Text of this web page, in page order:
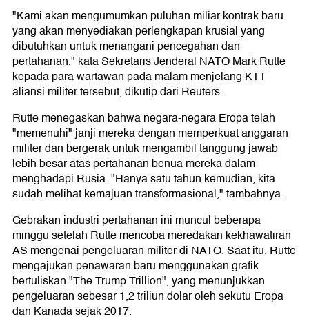
"Kami akan mengumumkan puluhan miliar kontrak baru
yang akan menyediakan perlengkapan krusial yang
dibutuhkan untuk menangani pencegahan dan
pertahanan," kata Sekretaris Jenderal NATO Mark Rutte
kepada para wartawan pada malam menjelang KTT
aliansi militer tersebut, dikutip dari Reuters.
Rutte menegaskan bahwa negara-negara Eropa telah
"memenuhi" janji mereka dengan memperkuat anggaran
militer dan bergerak untuk mengambil tanggung jawab
lebih besar atas pertahanan benua mereka dalam
menghadapi Rusia. "Hanya satu tahun kemudian, kita
sudah melihat kemajuan transformasional," tambahnya.
Gebrakan industri pertahanan ini muncul beberapa
minggu setelah Rutte mencoba meredakan kekhawatiran
AS mengenai pengeluaran militer di NATO. Saat itu, Rutte
mengajukan penawaran baru menggunakan grafik
bertuliskan "The Trump Trillion", yang menunjukkan
pengeluaran sebesar 1,2 triliun dolar oleh sekutu Eropa
dan Kanada sejak 2017.